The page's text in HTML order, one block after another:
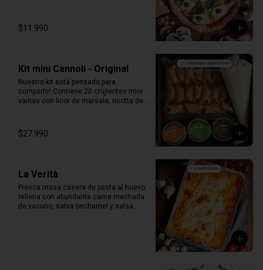
$11.990
Kit mini Cannoli - Original
Nuestro kit está pensado para
compartir! Contiene 20 crujientes mini
vainas con licor de marsala, ricotta de
marrasquino, pistacho y una exquisita
crema de pistacho.
$27.990
La Verità
Fresca masa casera de pasta al huevo,
rellena con abundante carne mechada
de vacuno, salsa bechamel y salsa